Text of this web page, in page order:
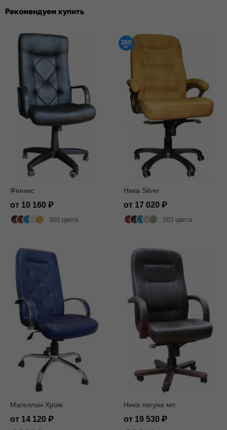
Рекомендуем купить
Феникс
от 10 160
502 цвета
Ника Silver
от 17 020
502 цвета
Магеллан Хром
от 14 120
Ника лагуна мп
от 19 530